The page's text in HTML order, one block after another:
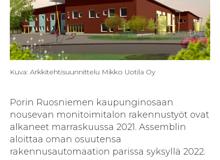
Kuva: Arkkitehtisuunnittelu Mikko Uotila Oy
Porin Ruosniemen kaupunginosaan
nousevan monitoimitalon rakennustyöt ovat
alkaneet marraskuussa 2021. Assemblin
aloittaa oman osuutensa
rakennusautomaation parissa syksyllä 2022.